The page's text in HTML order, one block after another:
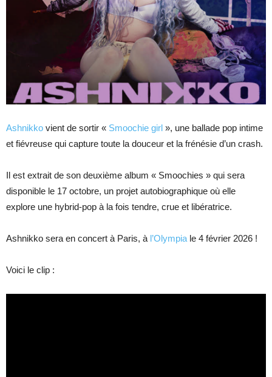
Ashnikko vient de sortir « Smoochie girl », une ballade pop intime
et fiévreuse qui capture toute la douceur et la frénésie d’un crash.
Il est extrait de son deuxième album « Smoochies » qui sera
disponible le 17 octobre, un projet autobiographique où elle
explore une hybrid-pop à la fois tendre, crue et libératrice.
Ashnikko sera en concert à Paris, à l’Olympiale 4 février 2026 !
Voici le clip :